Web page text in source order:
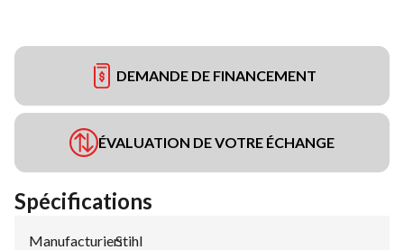
DEMANDE DE FINANCEMENT
ÉVALUATION DE VOTRE ÉCHANGE
Spécifications
Manufacturier:
Stihl